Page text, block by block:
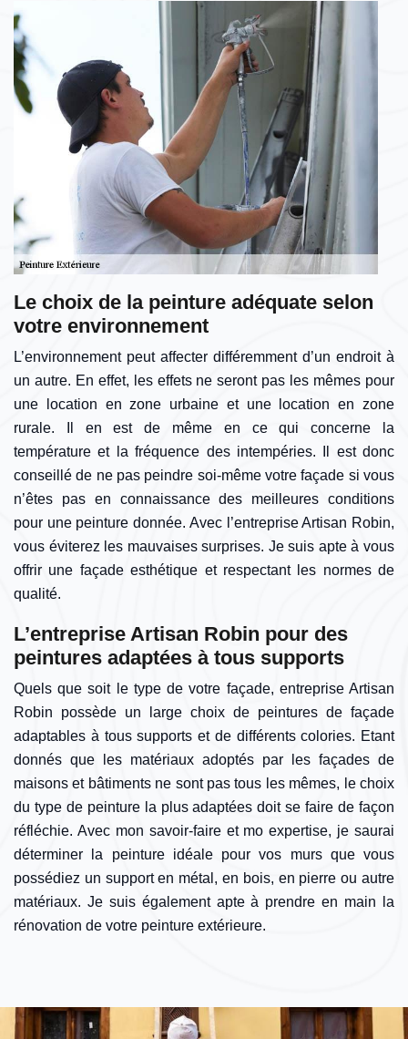
Le choix de la peinture adéquate selon
votre environnement
L’environnement peut affecter différemment d’un endroit à
un autre. En effet, les effets ne seront pas les mêmes pour
une location en zone urbaine et une location en zone
rurale. Il en est de même en ce qui concerne la
température et la fréquence des intempéries. Il est donc
conseillé de ne pas peindre soi-même votre façade si vous
n’êtes pas en connaissance des meilleures conditions
pour une peinture donnée. Avec l’entreprise Artisan Robin,
vous éviterez les mauvaises surprises. Je suis apte à vous
offrir une façade esthétique et respectant les normes de
qualité.
L’entreprise Artisan Robin pour des
peintures adaptées à tous supports
Quels que soit le type de votre façade, entreprise Artisan
Robin possède un large choix de peintures de façade
adaptables à tous supports et de différents colories. Etant
donnés que les matériaux adoptés par les façades de
maisons et bâtiments ne sont pas tous les mêmes, le choix
du type de peinture la plus adaptées doit se faire de façon
réfléchie. Avec mon savoir-faire et mo expertise, je saurai
déterminer la peinture idéale pour vos murs que vous
possédiez un support en métal, en bois, en pierre ou autre
matériaux. Je suis également apte à prendre en main la
rénovation de votre peinture extérieure.